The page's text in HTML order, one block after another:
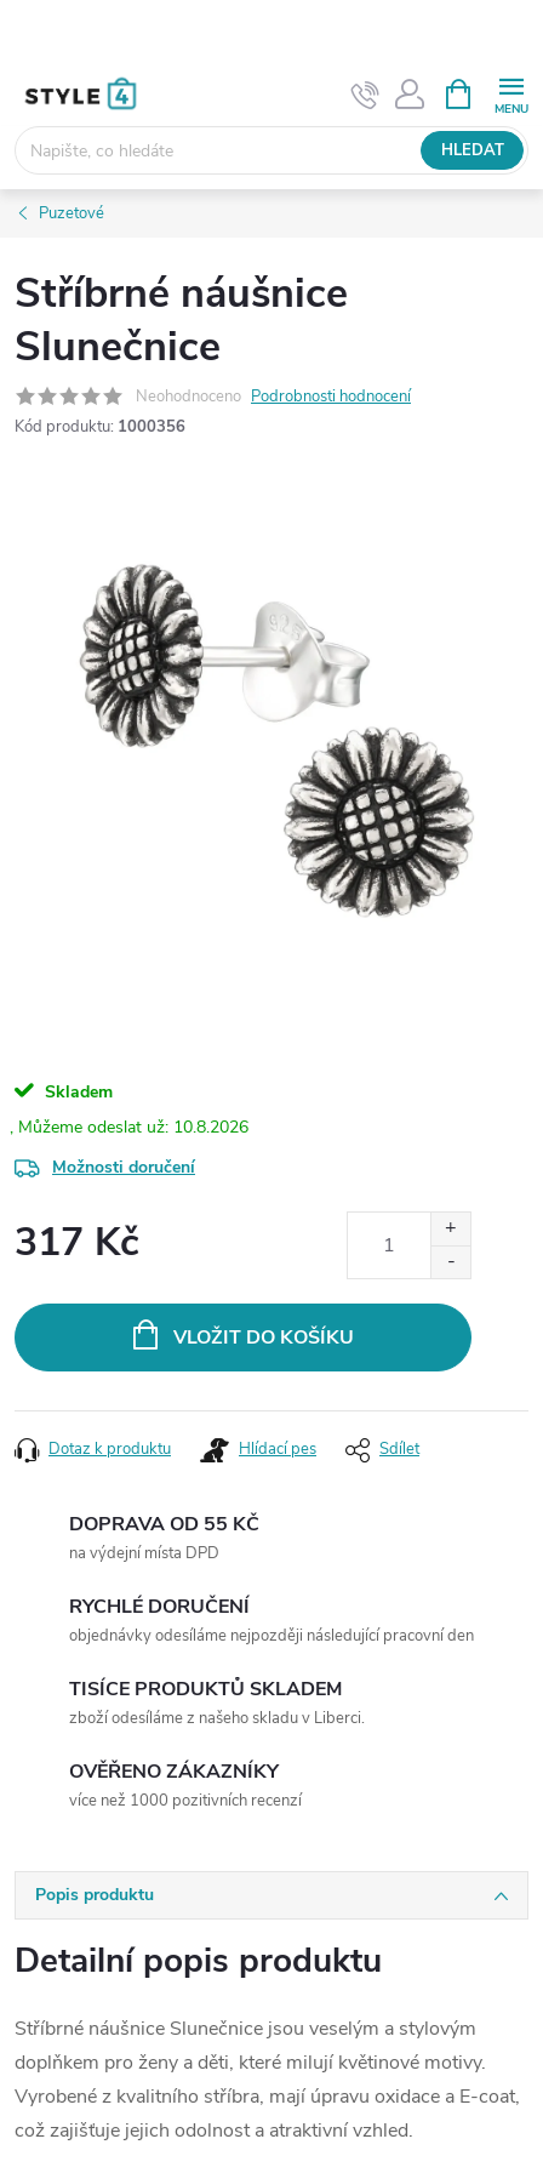
HLEDAT
NÁKUPNÍ
KOŠÍK
Puzetové
Stříbrné náušnice
Slunečnice
Neohodnoceno Podrobnosti hodnocení
Kód produktu: 1000356
Skladem
10.8.2026
Možnosti doručení
317 Kč
VLOŽIT DO KOŠÍKU
Dotaz k produktu Hlídací pes Sdílet
DOPRAVA OD 55 KČ
na výdejní místa DPD
RYCHLÉ DORUČENÍ
objednávky odesíláme nejpozději následující pracovní den
TISÍCE PRODUKTŮ SKLADEM
zboží odesíláme z našeho skladu v Liberci.
OVĚŘENO ZÁKAZNÍKY
více než 1000 pozitivních recenzí
Popis produktu
Detailní popis produktu
Stříbrné náušnice Slunečnice jsou veselým a stylovým
doplňkem pro ženy a děti, které milují květinové motivy.
Vyrobené z kvalitního stříbra, mají úpravu oxidace a E-coat,
což zajišťuje jejich odolnost a atraktivní vzhled.